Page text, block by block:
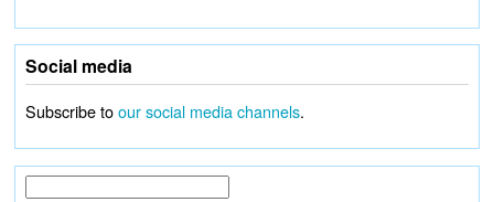
Social media
Subscribe toour social media channels.